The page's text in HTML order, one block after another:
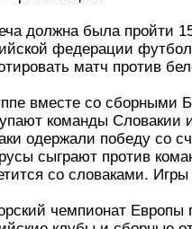
должна была пройти
федерации
матч против
вместе со сборными
команды Словакии
одержали победу со
сыграют против
со словаками.
чемпионат Европы